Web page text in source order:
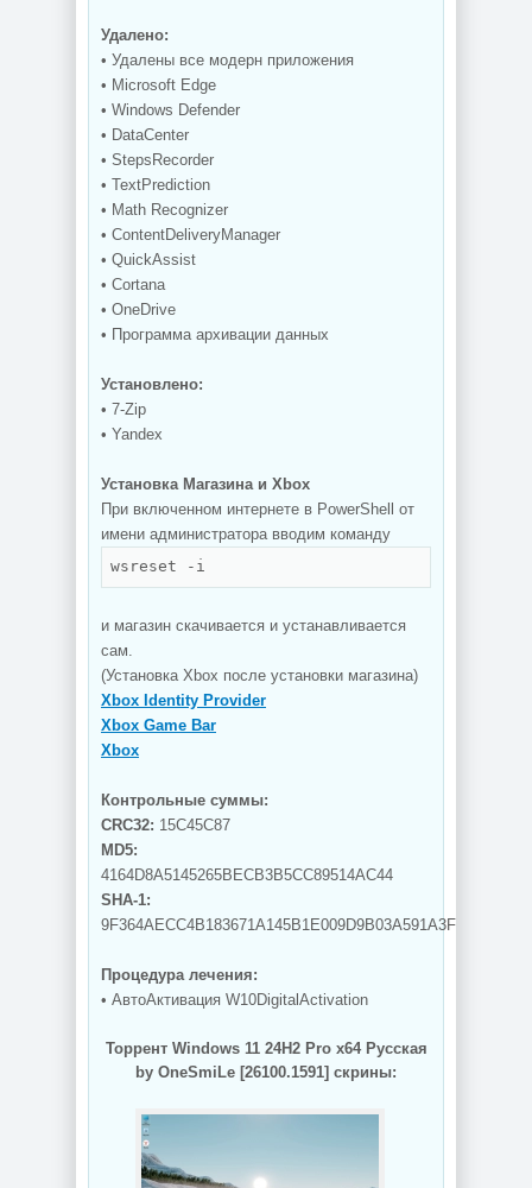
Удалено:
• Удалены все модерн приложения
• Microsoft Edge
• Windows Defender
• DataCenter
• StepsRecorder
• TextPrediction
• Math Recognizer
• ContentDeliveryManager
• QuickAssist
• Cortana
• OneDrive
• Программа архивации данных
Установлено:
• 7-Zip
• Yandex
Установка Магазина и Xbox
При включенном интернете в PowerShell от
имени администратора вводим команду
wsreset -i
и магазин скачивается и устанавливается
сам.
(Установка Xbox после установки магазина)
Xbox Identity Provider
Xbox Game Bar
Xbox
Контрольные суммы:
CRC32: 15C45C87
MD5:
4164D8A5145265BECB3B5CC89514AC44
SHA-1:
9F364AECC4B183671A145B1E009D9B03A591A3FE
Процедура лечения:
• АвтоАктивация W10DigitalActivation
Торрент Windows 11 24H2 Pro x64 Русская
by OneSmiLe [26100.1591] скрины: